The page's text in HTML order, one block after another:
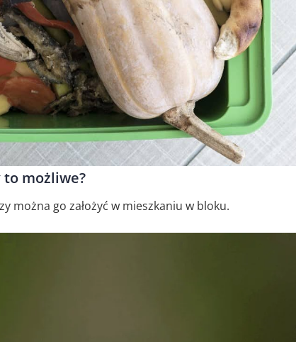
możliwe?
można go założyć w mieszkaniu w bloku.